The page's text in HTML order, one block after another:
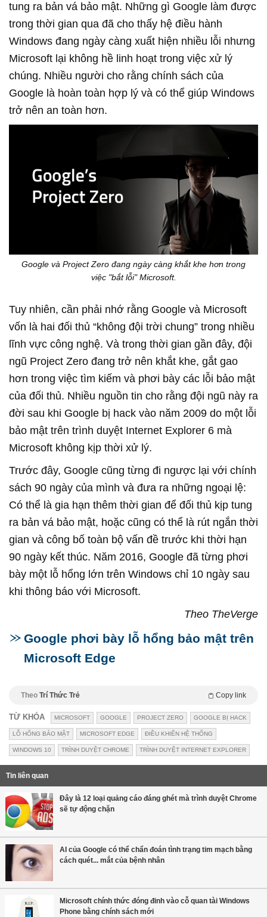
tung ra bản vá bảo mật. Những gì Google làm được
trong thời gian qua đã cho thấy hệ điều hành
Windows đang ngày càng xuất hiện nhiều lỗi nhưng
Microsoft lại không hề linh hoạt trong việc xử lý
chúng. Nhiều người cho rằng chính sách của
Google là hoàn toàn hợp lý và có thể giúp Windows
trở nên an toàn hơn.
Google và Project Zero đang ngày càng khắt khe hơn trong
việc "bắt lỗi" Microsoft.
Tuy nhiên, cần phải nhớ rằng Google và Microsoft
vốn là hai đối thủ “không đội trời chung” trong nhiều
lĩnh vực công nghệ. Và trong thời gian gần đây, đội
ngũ Project Zero đang trở nên khắt khe, gắt gao
hơn trong việc tìm kiếm và phơi bày các lỗi bảo mật
của đối thủ. Nhiều nguồn tin cho rằng đội ngũ này ra
đời sau khi Google bị hack vào năm 2009 do một lỗi
bảo mật trên trình duyệt Internet Explorer 6 mà
Microsoft không kịp thời xử lý.
Trước đây, Google cũng từng đi ngược lại với chính
sách 90 ngày của mình và đưa ra những ngoại lệ:
Có thể là gia hạn thêm thời gian để đối thủ kịp tung
ra bản vá bảo mật, hoặc cũng có thể là rút ngắn thời
gian và công bố toàn bộ vấn đề trước khi thời hạn
90 ngày kết thúc. Năm 2016, Google đã từng phơi
bày một lỗ hổng lớn trên Windows chỉ 10 ngày sau
khi thông báo với Microsoft.
Theo TheVerge
Google phơi bày lỗ hổng bảo mật trên
Microsoft Edge
Theo Trí Thức Trẻ Copy link
TỪ KHÓA MICROSOFT GOOGLE PROJECT ZERO GOOGLE BỊ HACK
LỖ HỔNG BẢO MẬT MICROSOFT EDGE ĐIỀU KHIỂN HỆ THỐNG
WINDOWS 10 TRÌNH DUYỆT CHROME TRÌNH DUYỆT INTERNET EXPLORER
Tin liên quan
Đây là 12 loại quảng cáo đáng ghét mà trình duyệt Chrome
sẽ tự động chặn
AI của Google có thể chẩn đoán tình trạng tim mạch bằng
cách quét... mắt của bệnh nhân
Microsoft chính thức đóng đinh vào cỗ quan tài Windows
Phone bằng chính sách mới